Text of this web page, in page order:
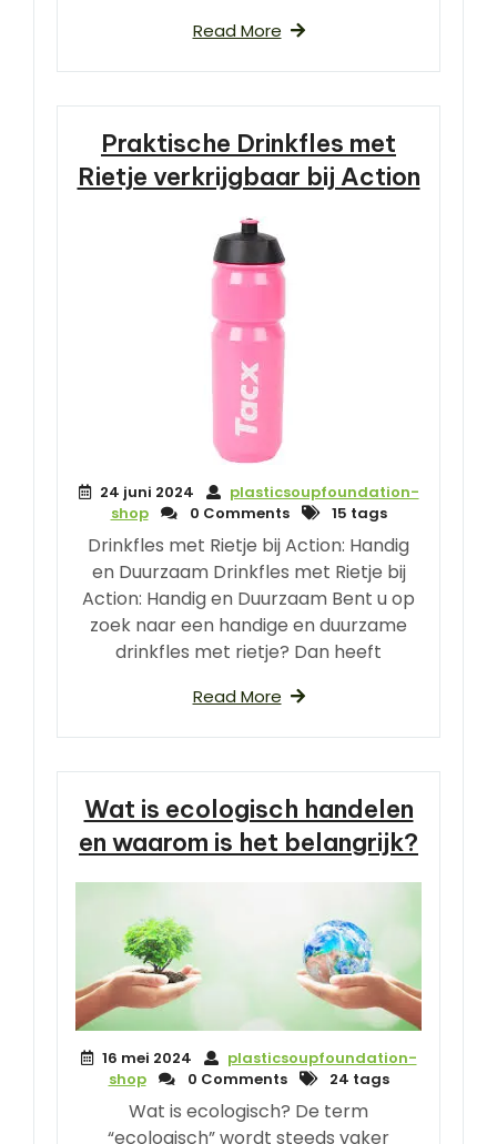
Read More
Praktische Drinkfles met
Rietje verkrijgbaar bij Action
24 juni 2024
plasticsoupfoundation-
shop
0 Comments 15 tags
Drinkfles met Rietje bij Action: Handig
en Duurzaam Drinkfles met Rietje bij
Action: Handig en Duurzaam Bent u op
zoek naar een handige en duurzame
drinkfles met rietje? Dan heeft
Read More
Wat is ecologisch handelen
en waarom is het belangrijk?
16 mei 2024
plasticsoupfoundation-
shop
0 Comments 24 tags
Wat is ecologisch? De term
“ecologisch” wordt steeds vaker